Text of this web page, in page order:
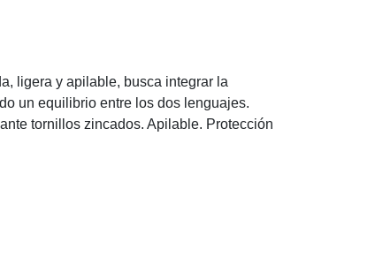
ligera y apilable, busca integrar la
un equilibrio entre los dos lenguajes.
tornillos zincados. Apilable. Protección